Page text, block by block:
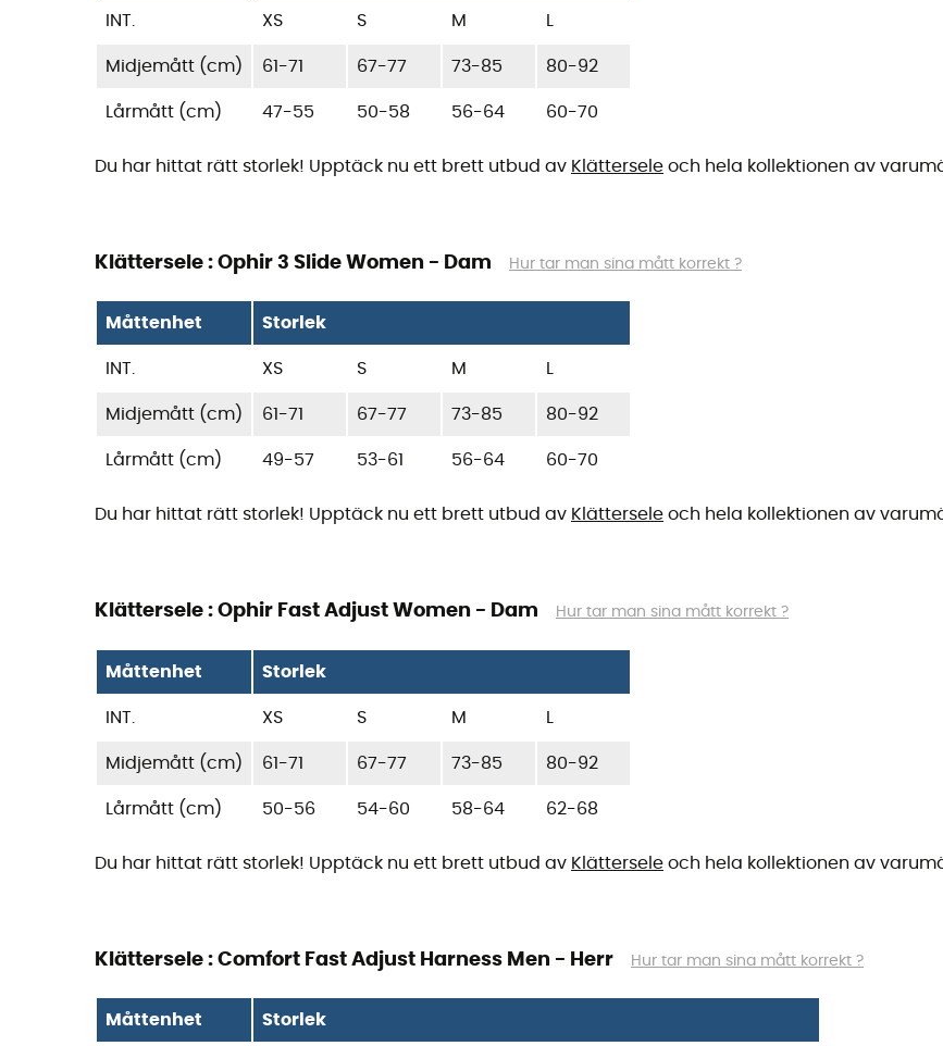
INT. XS S M
Midjemått (cm) 61-71 67-77 73-85 80-92
Lårmått (cm) 47-55 50-58 56-64 60-70
Du har hittat rätt storlek! Upptäck nu ett brett utbud av Klättersele och hela kollektionen av
Klättersele : Ophir 3 Slide Women - Dam Hur tar man sina mått korrekt ?
Måttenhet Storlek
INT. XS S M L
Midjemått (cm) 61-71 67-77 73-85 80-92
Lårmått (cm) 49-57 53-61 56-64 60-70
Du har hittat rätt storlek! Upptäck nu ett brett utbud av Klättersele och hela kollektionen av
Klättersele : Ophir Fast Adjust Women - Dam Hur tar man sina mått korrekt ?
Måttenhet Storlek
INT. XS S M L
Midjemått (cm) 61-71 67-77 73-85 80-92
Lårmått (cm) 50-56 54-60 58-64 62-68
Du har hittat rätt storlek! Upptäck nu ett brett utbud av Klättersele och hela kollektionen av
Klättersele : Comfort Fast Adjust Harness Men - Herr Hur tar man sina mått korrekt ?
Måttenhet Storlek